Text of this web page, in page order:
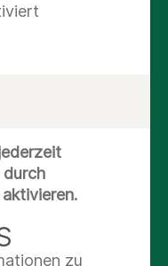
durch
zu